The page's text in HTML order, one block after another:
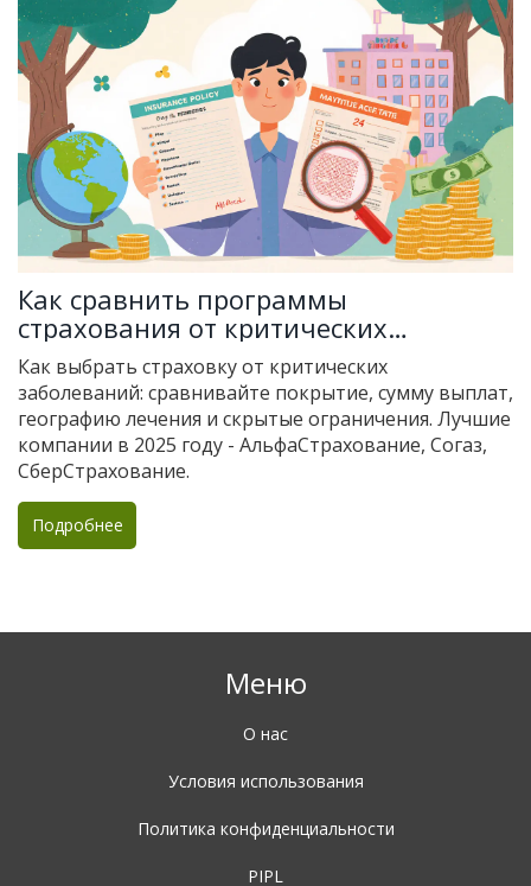
Как сравнить программы
страхования от критических
заболеваний в разных страховых
компаниях
Как выбрать страховку от критических
заболеваний: сравнивайте покрытие, сумму выплат,
географию лечения и скрытые ограничения. Лучшие
компании в 2025 году - АльфаСтрахование, Согаз,
СберСтрахование.
Подробнее
Меню
О нас
Условия использования
Политика конфиденциальности
PIPL